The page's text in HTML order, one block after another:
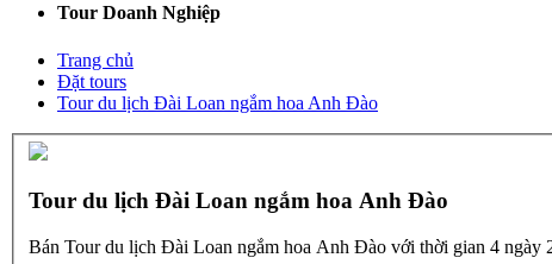
Tour Doanh Nghiệp
Trang chủ
Đặt tours
Tour du lịch Đài Loan ngắm hoa Anh Đào
Tour du lịch Đài Loan ngắm hoa Anh Đào
Bán Tour du lịch Đài Loan ngắm hoa Anh Đào với thời gian 4